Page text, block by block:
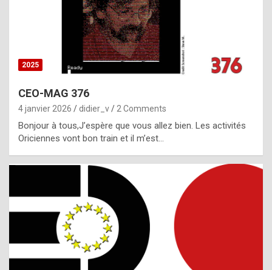
t
o
r
p
e
c
i
l
,
2025
CEO-MAG 376
4 janvier 2026 didier_v 2 Comments
Bonjour à tous,J’espère que vous allez bien. Les activités
Oriciennes vont bon train et il m’est…